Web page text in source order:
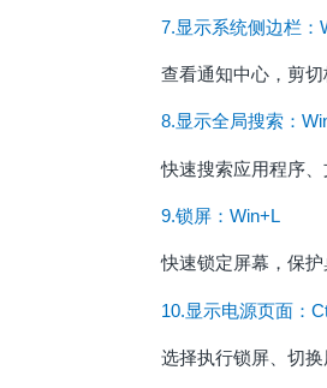
7.显示系统侧边栏：
查看通知中心，剪切
8.显示全局搜索：
快速搜索应用程序、
9.锁屏：Win+L
快速锁定屏幕，保护
10.显示电源页面：
选择执行锁屏、切换